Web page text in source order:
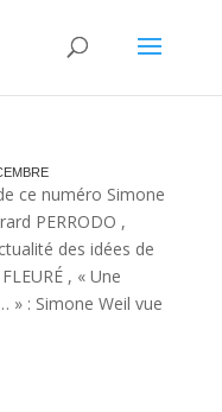
ce numéro Simone
PERRODO ,
des idées de
, « Une
» : Simone Weil vue